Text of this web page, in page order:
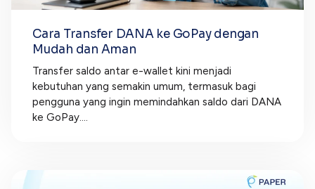
Cara Transfer DANA ke GoPay dengan
Mudah dan Aman
Transfer saldo antar e-wallet kini menjadi
kebutuhan yang semakin umum, termasuk bagi
pengguna yang ingin memindahkan saldo dari DANA
ke GoPay....